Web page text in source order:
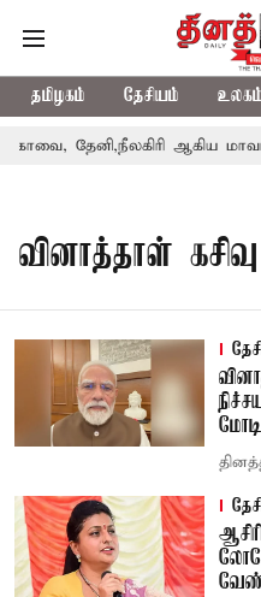
தமிழகம் தேசியம் உலகம்
தேனி,நீலகிரி ஆகிய
வினாத்தாள் கசிவு